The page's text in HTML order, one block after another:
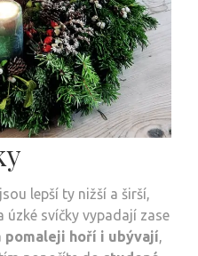
lepší ty nižší a širší,
úzké svíčky vypadají zase
pomaleji hoří i ubývají,